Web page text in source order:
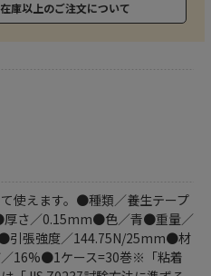
在庫以上のご注文について
使えます。●種類／養生テープ
さ／0.15mm●色／青●重量／
張強度／144.75N/25mm●材
16%●1ケース=30巻※「粘着